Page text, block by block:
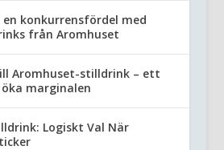
konkurrensfördel med
från Aromhuset
Aromhuset-stilldrink – ett
marginalen
Logiskt Val När